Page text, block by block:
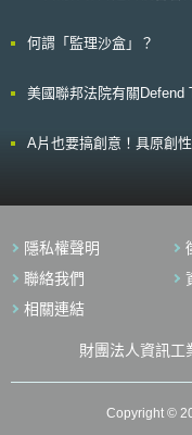
而洩漏者，方可在專利申請時主張優惠
申請人公開方式和事由，同
同時在申請時即提出主張的規定。 另外，當申請人所申請
公開公報或專利公報而導致
得知申請人的創作內容後未
優惠期的適用。 此外，配合發明專利優惠期期間的調整，修正本法條
處得知其發明後」的期間由
二、導入因專利專責機關審查
「TPP智慧財產章」第
4，增訂審查遲延之起算時
利專責機關計算之審查遲延
予之發明專利有不合理延遲
謂不合理延遲，為提出專
為準)仍未獲審定者。 與美國專利較大的不同是關於延長期間的獲得方
者，有提供足以確認其使用
權以及其他權利之保障，且
（Directive 2006/24/EC）
人於民事訴訟程序中有提供
何謂「監理沙盒」？
美國聯邦法院有關
A片也要搞創意！具原創
隱私權聲明
聯絡我們
相關連結
財團法人資訊
Copyright ©